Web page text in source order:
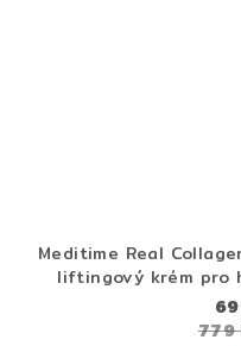
Meditime Real
liftingový krém pro
779